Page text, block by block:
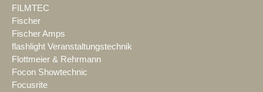
FILMTEC
Fischer
Fischer Amps
flashlight Veranstaltungstechnik
Flottmeier & Rehrmann
Focon Showtechnic
Focusrite